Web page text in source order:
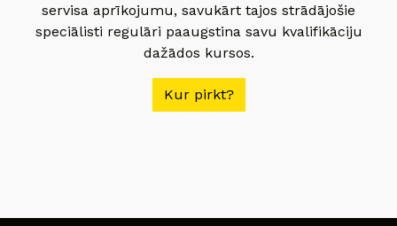
servisa aprīkojumu, savukārt tajos strādājošie
speciālisti regulāri paaugstina savu kvalifikāciju
dažādos kursos.
Kur pirkt?